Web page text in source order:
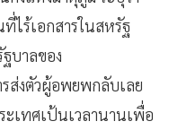
ไร้เอกสารในสหรัฐ
บาลของ
ส่งตัวผู้อพยพกลับเลย
เทศเป้นเวลานานเพื่อ